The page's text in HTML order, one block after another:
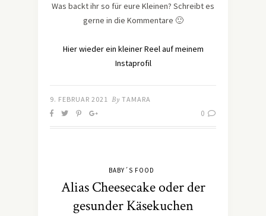
Was backt ihr so für eure Kleinen? Schreibt es
gerne in die Kommentare 🙂
Hier wieder ein kleiner Reel auf meinem
Instaprofil
9. FEBRUAR 2021 By TAMARA
0
BABY´S FOOD
Alias Cheesecake oder der
gesunder Käsekuchen